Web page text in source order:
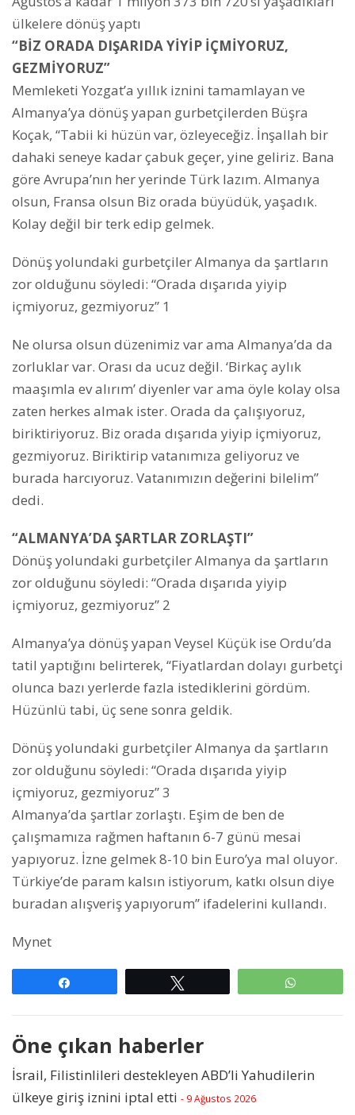
ülkelere dönüş yaptı
“BİZ ORADA DIŞARIDA YİYİP İÇMİYORUZ,
GEZMİYORUZ”
Memleketi Yozgat’a yıllık iznini tamamlayan ve
Almanya’ya dönüş yapan gurbetçilerden Büşra
Koçak, “Tabii ki hüzün var, özleyeceğiz. İnşallah bir
dahaki seneye kadar çabuk geçer, yine geliriz. Bana
göre Avrupa’nın her yerinde Türk lazım. Almanya
olsun, Fransa olsun Biz orada büyüdük, yaşadık.
Kolay değil bir terk edip gelmek.
Dönüş yolundaki gurbetçiler Almanya da şartların
zor olduğunu söyledi: “Orada dışarıda yiyip
içmiyoruz, gezmiyoruz” 1
Ne olursa olsun düzenimiz var ama Almanya’da da
zorluklar var. Orası da ucuz değil. ‘Birkaç aylık
maaşımla ev alırım’ diyenler var ama öyle kolay olsa
zaten herkes almak ister. Orada da çalışıyoruz,
biriktiriyoruz. Biz orada dışarıda yiyip içmiyoruz,
gezmiyoruz. Biriktirip vatanımıza geliyoruz ve
burada harcıyoruz. Vatanımızın değerini bilelim”
dedi.
“ALMANYA’DA ŞARTLAR ZORLAŞTI”
Dönüş yolundaki gurbetçiler Almanya da şartların
zor olduğunu söyledi: “Orada dışarıda yiyip
içmiyoruz, gezmiyoruz” 2
Almanya’ya dönüş yapan Veysel Küçük ise Ordu’da
tatil yaptığını belirterek, “Fiyatlardan dolayı gurbetçi
olunca bazı yerlerde fazla istediklerini gördüm.
Hüzünlü tabi, üç sene sonra geldik.
Dönüş yolundaki gurbetçiler Almanya da şartların
zor olduğunu söyledi: “Orada dışarıda yiyip
içmiyoruz, gezmiyoruz” 3
Almanya’da şartlar zorlaştı. Eşim de ben de
çalışmamıza rağmen haftanın 6-7 günü mesai
yapıyoruz. İzne gelmek 8-10 bin Euro’ya mal oluyor.
Türkiye’de param kalsın istiyorum, katkı olsun diye
buradan alışveriş yapıyorum” ifadelerini kullandı.
Mynet
Öne çıkan haberler
İsrail, Filistinlileri destekleyen ABD’li Yahudilerin
ülkeye giriş iznini iptal etti - 9 Ağustos 2026